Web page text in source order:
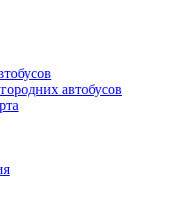
автобусов